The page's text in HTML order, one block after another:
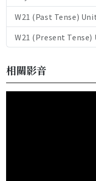
W21 (Past Tense)
W21 (Present
相關影音